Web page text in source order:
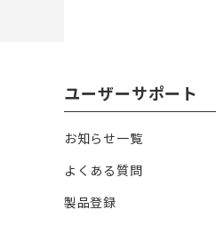
ユーザーサポート
お知らせ一覧
よくある質問
製品登録